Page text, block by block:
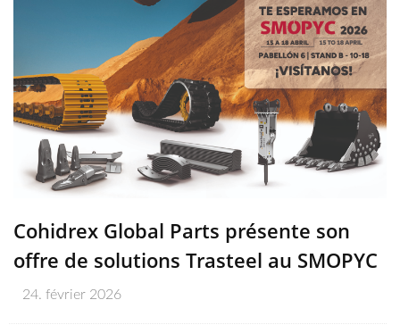
Cohidrex Global Parts présente son
offre de solutions Trasteel au SMOPYC
24. février 2026